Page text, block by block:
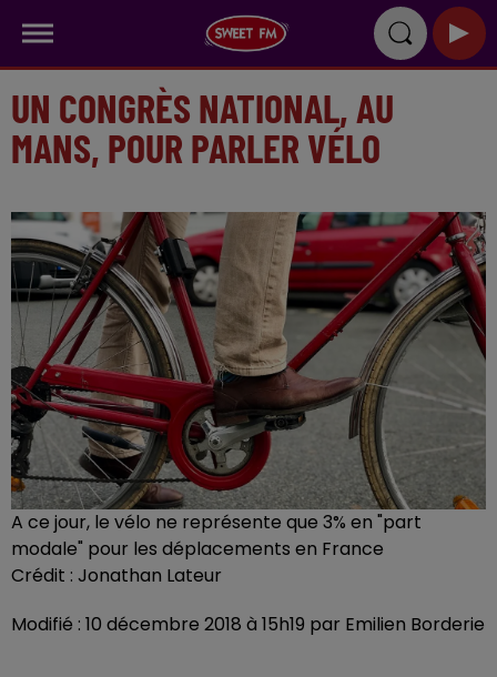
UN CONGRÈS NATIONAL, AU
MANS, POUR PARLER VÉLO
A ce jour, le vélo ne représente que 3% en "part
modale" pour les déplacements en France
Crédit : Jonathan Lateur
Modifié : 10 décembre 2018 à 15h19 par Emilien Borderie